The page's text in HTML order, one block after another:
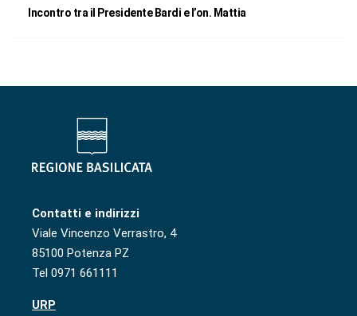
Incontro tra il Presidente Bardi e l’on. Mattia
Contatti e indirizzi
Viale Vincenzo Verrastro, 4
85100 Potenza PZ
Tel 0971 661111
URP